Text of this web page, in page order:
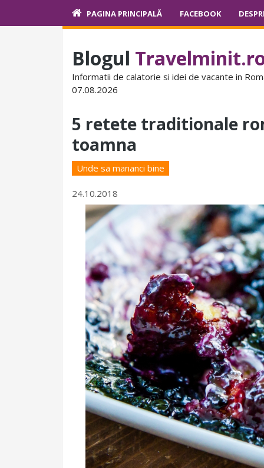
PAGINA PRINCIPALĂ FACEBOOK
Blogul
Informatii de calatorie si idei de vacante in
07.08.2026
5 retete traditionale
toamna
Unde sa mananci bine
24.10.2018